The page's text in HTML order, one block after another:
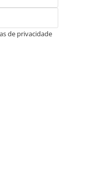
de privacidade